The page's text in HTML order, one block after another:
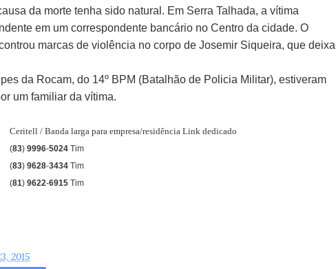
da morte tenha sido natural. Em Serra Talhada, a vítima
em um correspondente bancário no Centro da cidade. O
marcas de violência no corpo de Josemir Siqueira, que deixa
da Rocam, do 14º BPM (Batalhão de Policia Militar), estiveram
um familiar da vítima.
Ceritell / Banda larga para empresa/residência Link dedicado
(83) 9996-5024 Tim
(83) 9628-3434 Tim
(81) 9622-6915 Tim
2015